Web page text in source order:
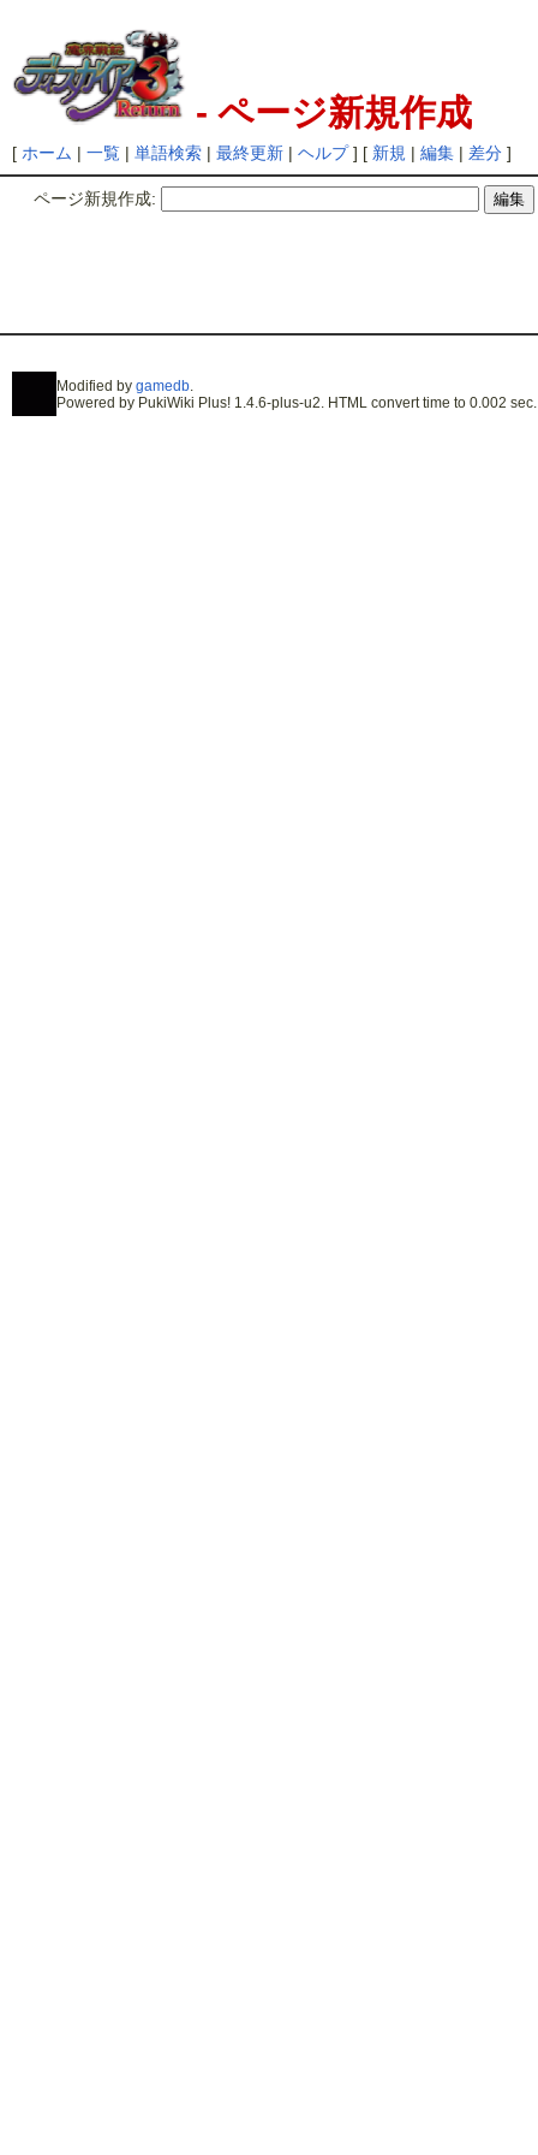
- ページ新規作成
[ ホーム | 一覧| 単語検索| 最終更新| ヘルプ] [ 新規 | 編集| 差分]
ページ新規作成:
Modified by gamedb.
Powered by PukiWiki Plus! 1.4.6-plus-u2. HTML convert time to 0.002 sec.